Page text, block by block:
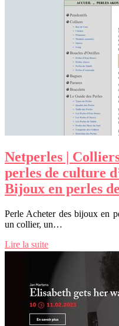
Netperles |
perles de culture
Bijoux en perles
Perle Acheter des bijoux en
un collier, un…
Lire la suite